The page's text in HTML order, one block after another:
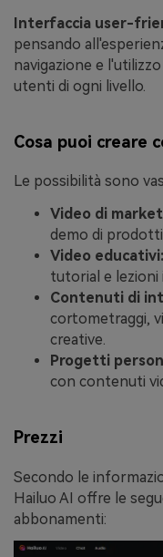
Interfaccia user-
pensando
navigazione e
utenti di ogni livello.
Cosa puoi creare
Le possibilità sono
Video di
demo di
Video educativi:
tutorial e lezioni
Contenuti di
cortometraggi,
creative.
Progetti
con contenuti
Prezzi
Secondo le
Hailuo AI offre le
abbonamenti: